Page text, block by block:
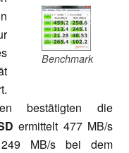
Benchmark
bestätigten die
ermittelt 477 MB/s
MB/s bei dem